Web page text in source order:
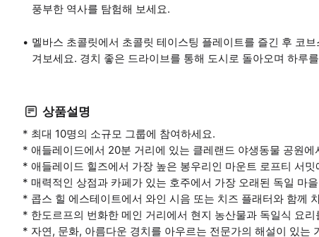
풍부한 역사를 탐험해 보세요.
멜바스 초콜릿에서 초콜릿 테이스팅 플레이트를 즐긴 후 코
겨보세요. 경치 좋은 드라이브를 통해 도시로 돌아오며 하루
상품설명
* 최대 10명의 소규모 그룹에 참여하세요.
* 애들레이드에서 20분 거리에 있는 클레랜드 야생동물 공원
* 애들레이드 힐즈에서 가장 높은 봉우리인 마운트 로프티 서
* 매력적인 상점과 카페가 있는 호주에서 가장 오래된 독일 마
* 콥스 힐 에스테이트에서 와인 시음 또는 치즈 플래터와 함께
* 한도르프의 번화한 메인 거리에서 현지 농산물과 독일식 요리
* 자연, 문화, 아름다운 경치를 아우르는 전문가의 해설이 있는